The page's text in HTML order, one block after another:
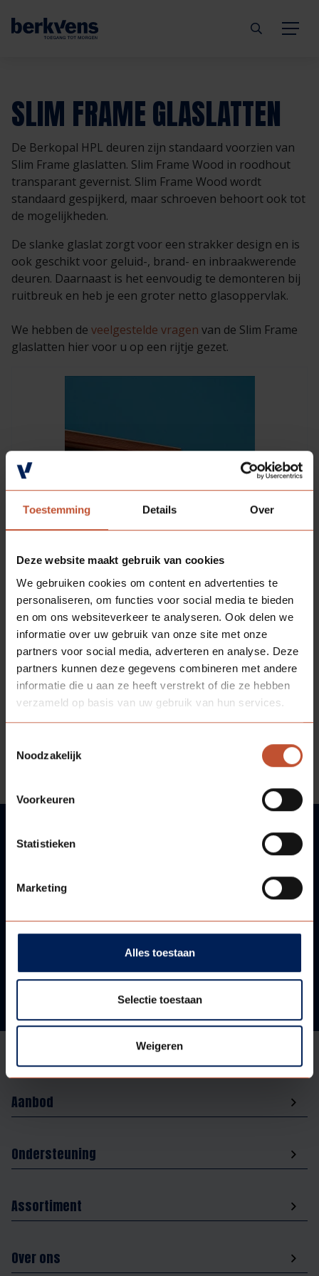
Toestemming Details Over
Deze website maakt gebruik van cookies
We gebruiken cookies om content en advertenties te
personaliseren, om functies voor social media te bieden
en om ons websiteverkeer te analyseren. Ook delen we
informatie over uw gebruik van onze site met onze
partners voor social media, adverteren en analyse. Deze
partners kunnen deze gegevens combineren met andere
informatie die u aan ze heeft verstrekt of die ze hebben
verzameld op basis van uw gebruik van hun services.
Noodzakelijk
Voorkeuren
Statistieken
Marketing
Alles toestaan
Selectie toestaan
Weigeren
Deuren
Kozijnen
Hang- & sluitwerk
Diensten
Technische documentatie
Veelgestelde vragen
Eengezinswoning
Meergezinswoning
Utiliteitsgebouw
Prefab woning
Aannemer
Architect
Projectontwikkelaar
Handelspartner
Inbraakwerend
Brandwerend
Geluidwerend
Rookwerend
Duurzaamheid
Brochures
mijndeur.nl
Webshop
Inspiratie
Verkooppunten
Veelgestelde vragen
Blog
Organisatie
Duurzaamheid
GND Garantiedeuren
Werken bij Berkvens
SLIM FRAME GLASLATTEN
De Berkopal HPL deuren zijn standaard voorzien van
Slim Frame glaslatten. Slim Frame Wood in roodhout
transparant gevernist. Slim Frame Wood wordt
standaard gespijkerd, maar schroeven behoort ook tot
de mogelijkheden.
De slanke glaslat zorgt voor een strakker design en is
ook geschikt voor geluid-, brand- en inbraakwerende
deuren. Daarnaast is het eenvoudig te demonteren bij
ruitbreuk en heb je een groter netto glasoppervlak.
We hebben de veelgestelde vragen van de Slim Frame
glaslatten hier voor u op een rijtje gezet.
DOWNLOADS
Technische tekening - Glaslat
VRAGEN?
WIJ HELPEN U GRAAG!
Neem contact met ons op!
Aanbod
Ondersteuning
Assortiment
Over ons